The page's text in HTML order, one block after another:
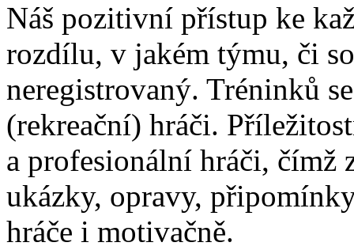
Náš pozitivní přístup ke
rozdílu, v jakém týmu, či
neregistrovaný. Tréninků
(rekreační) hráči.
a profesionální hráči,
ukázky, opravy,
hráče i motivačně.